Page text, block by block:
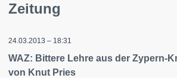
Zeitung
24.03.2013 – 18:31
WAZ: Bittere Lehre aus der Zypern-
von Knut Pries